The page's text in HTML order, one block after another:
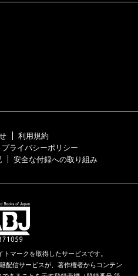
利用規約
プライバシーポリシー
安全な付録への取り組み
マークを取得したサービスです。
配信サービスが、著作権者からコンテン